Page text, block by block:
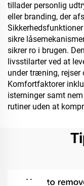
tillader personlig
eller branding, der
sikre
sikrer ro i brugen.
livsstilarter ved at
under træning, rejser
Komfortfaktorer
isterninger samt
rutiner uden at